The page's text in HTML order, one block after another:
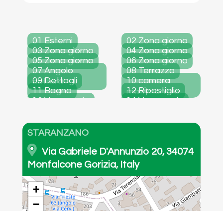
01 Esterni
02 Zona giorno
03 Zona giorno
04 Zona giorno
05 Zona giorno
06 Zona giorno
07 Angolo
cottura
08 Terrazzo
09 Dettagli
10 camera
matrimoniale
11 Bagno
12 Ripostiglio
13 Vano scale
14 Vano scale
STARANZANO
Via Gabriele D'Annunzio 20, 34074
Monfalcone Gorizia, Italy
+
−